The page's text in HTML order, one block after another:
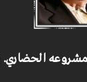
الحضاري.